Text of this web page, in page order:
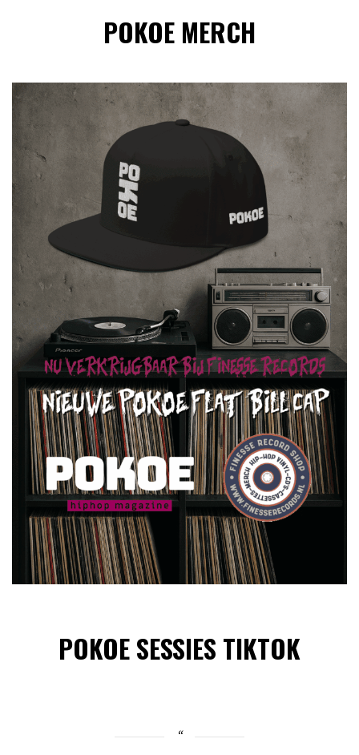
POKOE MERCH
POKOE SESSIES TIKTOK